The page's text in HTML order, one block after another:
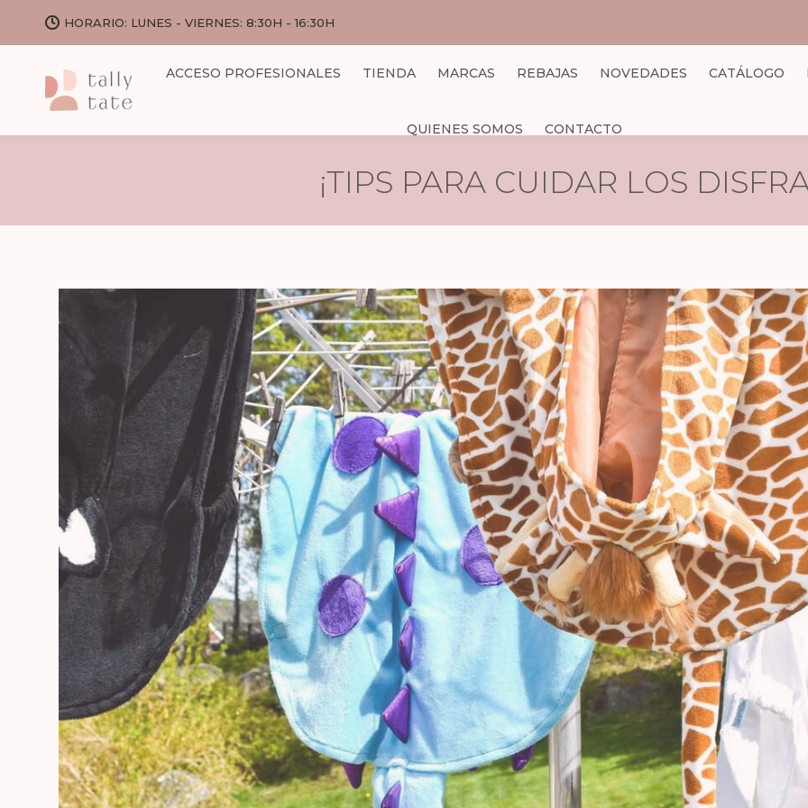
HORARIO: LUNES - VIERNES: 8:30H - 16:30H
ACCESO PROFESIONALES TIENDA MARCAS REBAJAS NOVEDADES CATÁLOGO
QUIENES SOMOS CONTACTO
¡TIPS PARA CUIDAR LOS